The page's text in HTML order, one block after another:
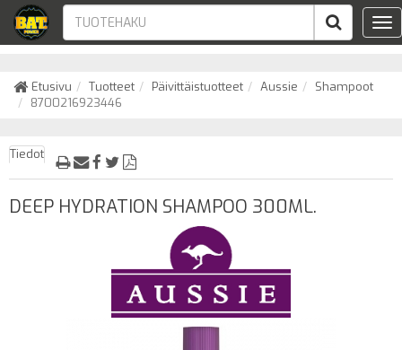
Etusivu Tuotteet Päivittäistuotteet Aussie
Shampoot
8700216923446
Tiedot
DEEP HYDRATION SHAMPOO 300ML.